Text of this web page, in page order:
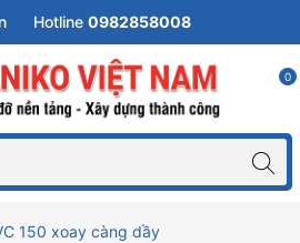
Hotline 0982858008
0
150 xoay càng dầy